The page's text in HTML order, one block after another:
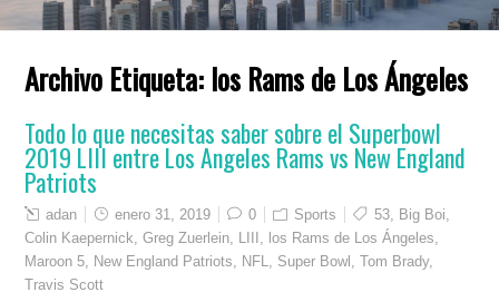
Archivo Etiqueta: los Rams de Los Ángeles
Todo lo que necesitas saber sobre el Superbowl
2019 LIII entre Los Angeles Rams vs New England
Patriots
adan enero 31, 2019 0 Sports 53 Big Boi
Colin Kaepernick ,Greg Zuerlein los Rams de Los Ángeles
Maroon 5
New England Patriots NFL Super Bowl ,Tom Brady,
Travis Scott